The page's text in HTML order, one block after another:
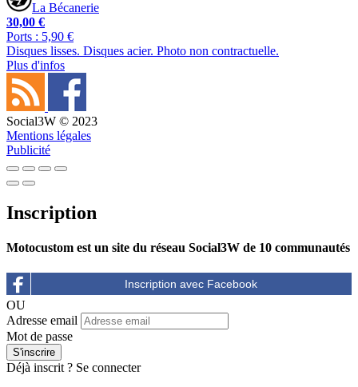
La Bécanerie
30,00 €
Ports : 5,90 €
Disques lisses. Disques acier. Photo non contractuelle.
Plus d'infos
Social3W © 2023
Mentions légales
Publicité
Inscription
Motocustom est un site du réseau Social3W de 10 communautés
OU
Adresse email
Mot de passe
Déjà inscrit ? Se connecter